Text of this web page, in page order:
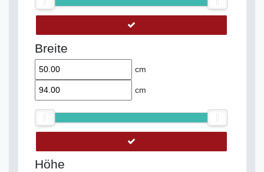
Breite
cm
cm
Höhe